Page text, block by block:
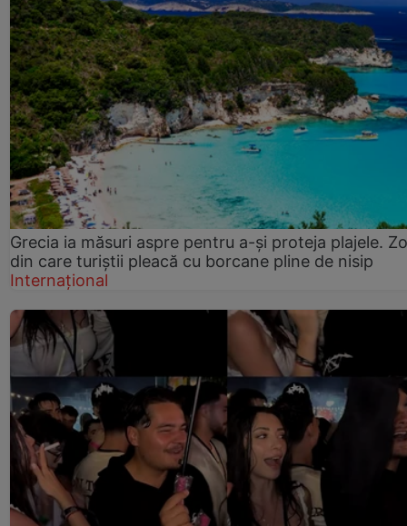
Grecia ia măsuri aspre pentru a-și proteja plajele.
din care turiștii pleacă cu borcane pline de nisip
Internațional